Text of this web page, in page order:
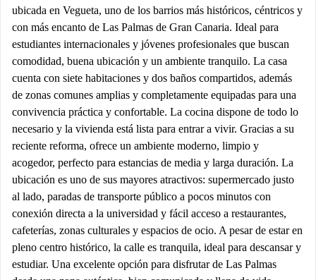
ubicada en Vegueta, uno de los barrios más históricos, céntricos y
con más encanto de Las Palmas de Gran Canaria. Ideal para
estudiantes internacionales y jóvenes profesionales que buscan
comodidad, buena ubicación y un ambiente tranquilo. La casa
cuenta con siete habitaciones y dos baños compartidos, además
de zonas comunes amplias y completamente equipadas para una
convivencia práctica y confortable. La cocina dispone de todo lo
necesario y la vivienda está lista para entrar a vivir. Gracias a su
reciente reforma, ofrece un ambiente moderno, limpio y
acogedor, perfecto para estancias de media y larga duración. La
ubicación es uno de sus mayores atractivos: supermercado justo
al lado, paradas de transporte público a pocos minutos con
conexión directa a la universidad y fácil acceso a restaurantes,
cafeterías, zonas culturales y espacios de ocio. A pesar de estar en
pleno centro histórico, la calle es tranquila, ideal para descansar y
estudiar. Una excelente opción para disfrutar de Las Palmas